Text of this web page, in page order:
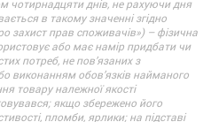
чотирнадцяти днів, не рахуючи дня
в такому значенні згідно
захист прав споживачів») – фізична
або має намір придбати чи
потреб, не пов’язаних з
виконанням обов’язків найманого
товару належної якості
якщо збережено його
пломби, ярлики; на підставі